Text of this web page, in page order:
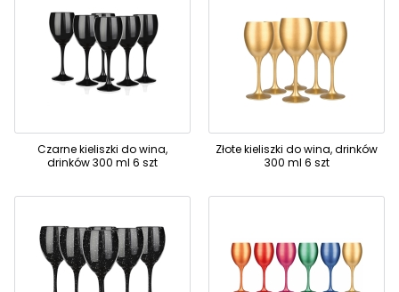
Czarne kieliszki do wina,
drinków 300 ml 6 szt
Złote kieliszki do wina, drinków
300 ml 6 szt